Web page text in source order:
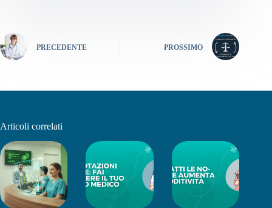
PRECEDENTE PROSSIMO
Articoli correlati